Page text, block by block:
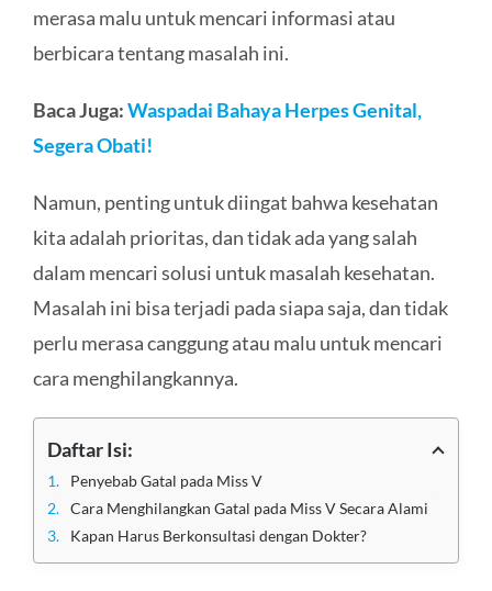
merasa malu untuk mencari informasi atau
berbicara tentang masalah ini.
Baca Juga:Waspadai Bahaya Herpes Genital,
Segera Obati!
Namun, penting untuk diingat bahwa kesehatan
kita adalah prioritas, dan tidak ada yang salah
dalam mencari solusi untuk masalah kesehatan.
Masalah ini bisa terjadi pada siapa saja, dan tidak
perlu merasa canggung atau malu untuk mencari
cara menghilangkannya.
Daftar Isi:
Penyebab Gatal pada Miss V
Cara Menghilangkan Gatal pada Miss V Secara Alami
Kapan Harus Berkonsultasi dengan Dokter?